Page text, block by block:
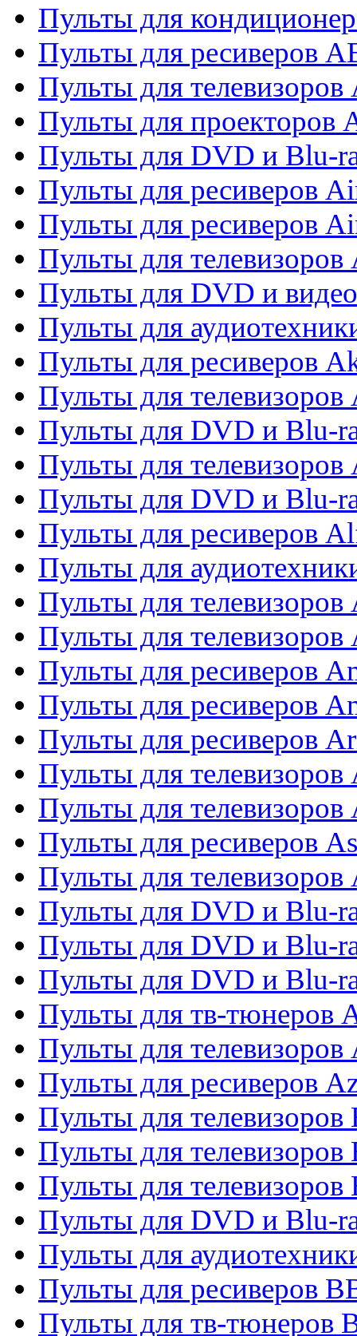
Пульты для
Пульты для ресиверов
Пульты для телевизоров
Пульты для проекторов
Пульты для DVD и Blu-
Пульты для ресиверов
Пульты для ресиверов
Пульты для телевизоров
Пульты для DVD и
Пульты для
Пульты для ресиверов
Пульты для телевизоров
Пульты для DVD и Blu-
Пульты для
Пульты для DVD и Blu-
Пульты для ресиверов
Пульты для
Пульты для
Пульты для
Пульты для ресиверов
Пульты для ресиверов
Пульты для ресиверов
Пульты для
Пульты для телевизоров
Пульты для ресиверов
Пульты для телевизоров
Пульты для DVD и Blu-
Пульты для DVD и Blu-
Пульты для DVD и Blu-
Пульты для тв-тюнеров
Пульты для телевизоров
Пульты для ресиверов
Пульты для
Пульты для
Пульты для
Пульты для DVD и Blu-
Пульты для
Пульты для ресиверов
Пульты для тв-тюнеров